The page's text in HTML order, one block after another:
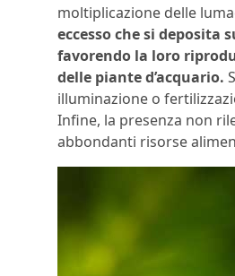
moltiplicazione delle
eccesso che si
favorendo la loro
delle piante d’acquario.
illuminazione o
Infine, la presenza non
abbondanti risorse